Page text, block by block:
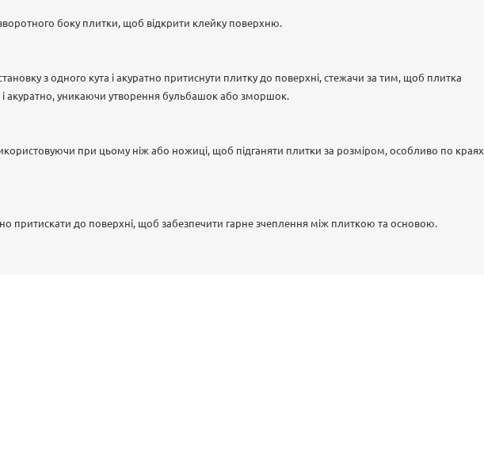
зворотного боку плитки, щоб відкрити клейку поверхню.
з одного кута і акуратно притиснути плитку до поверхні, стежачи за тим, щоб плитка
і акуратно, уникаючи утворення бульбашок або зморшок.
при цьому ніж або ножиці, щоб підганяти плитки за розміром, особливо по краях
притискати до поверхні, щоб забезпечити гарне зчеплення між плиткою та основою.